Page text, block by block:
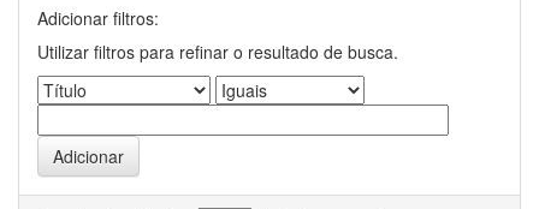
Adicionar filtros:
Utilizar filtros para refinar o resultado de busca.